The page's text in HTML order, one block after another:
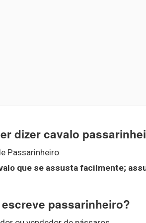
dizer cavalo
Passarinheiro
que se assusta facilmente;
passarinheiro?